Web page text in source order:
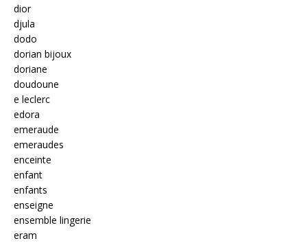
dior
djula
dodo
dorian bijoux
doriane
doudoune
e leclerc
edora
emeraude
emeraudes
enceinte
enfant
enfants
enseigne
ensemble lingerie
eram